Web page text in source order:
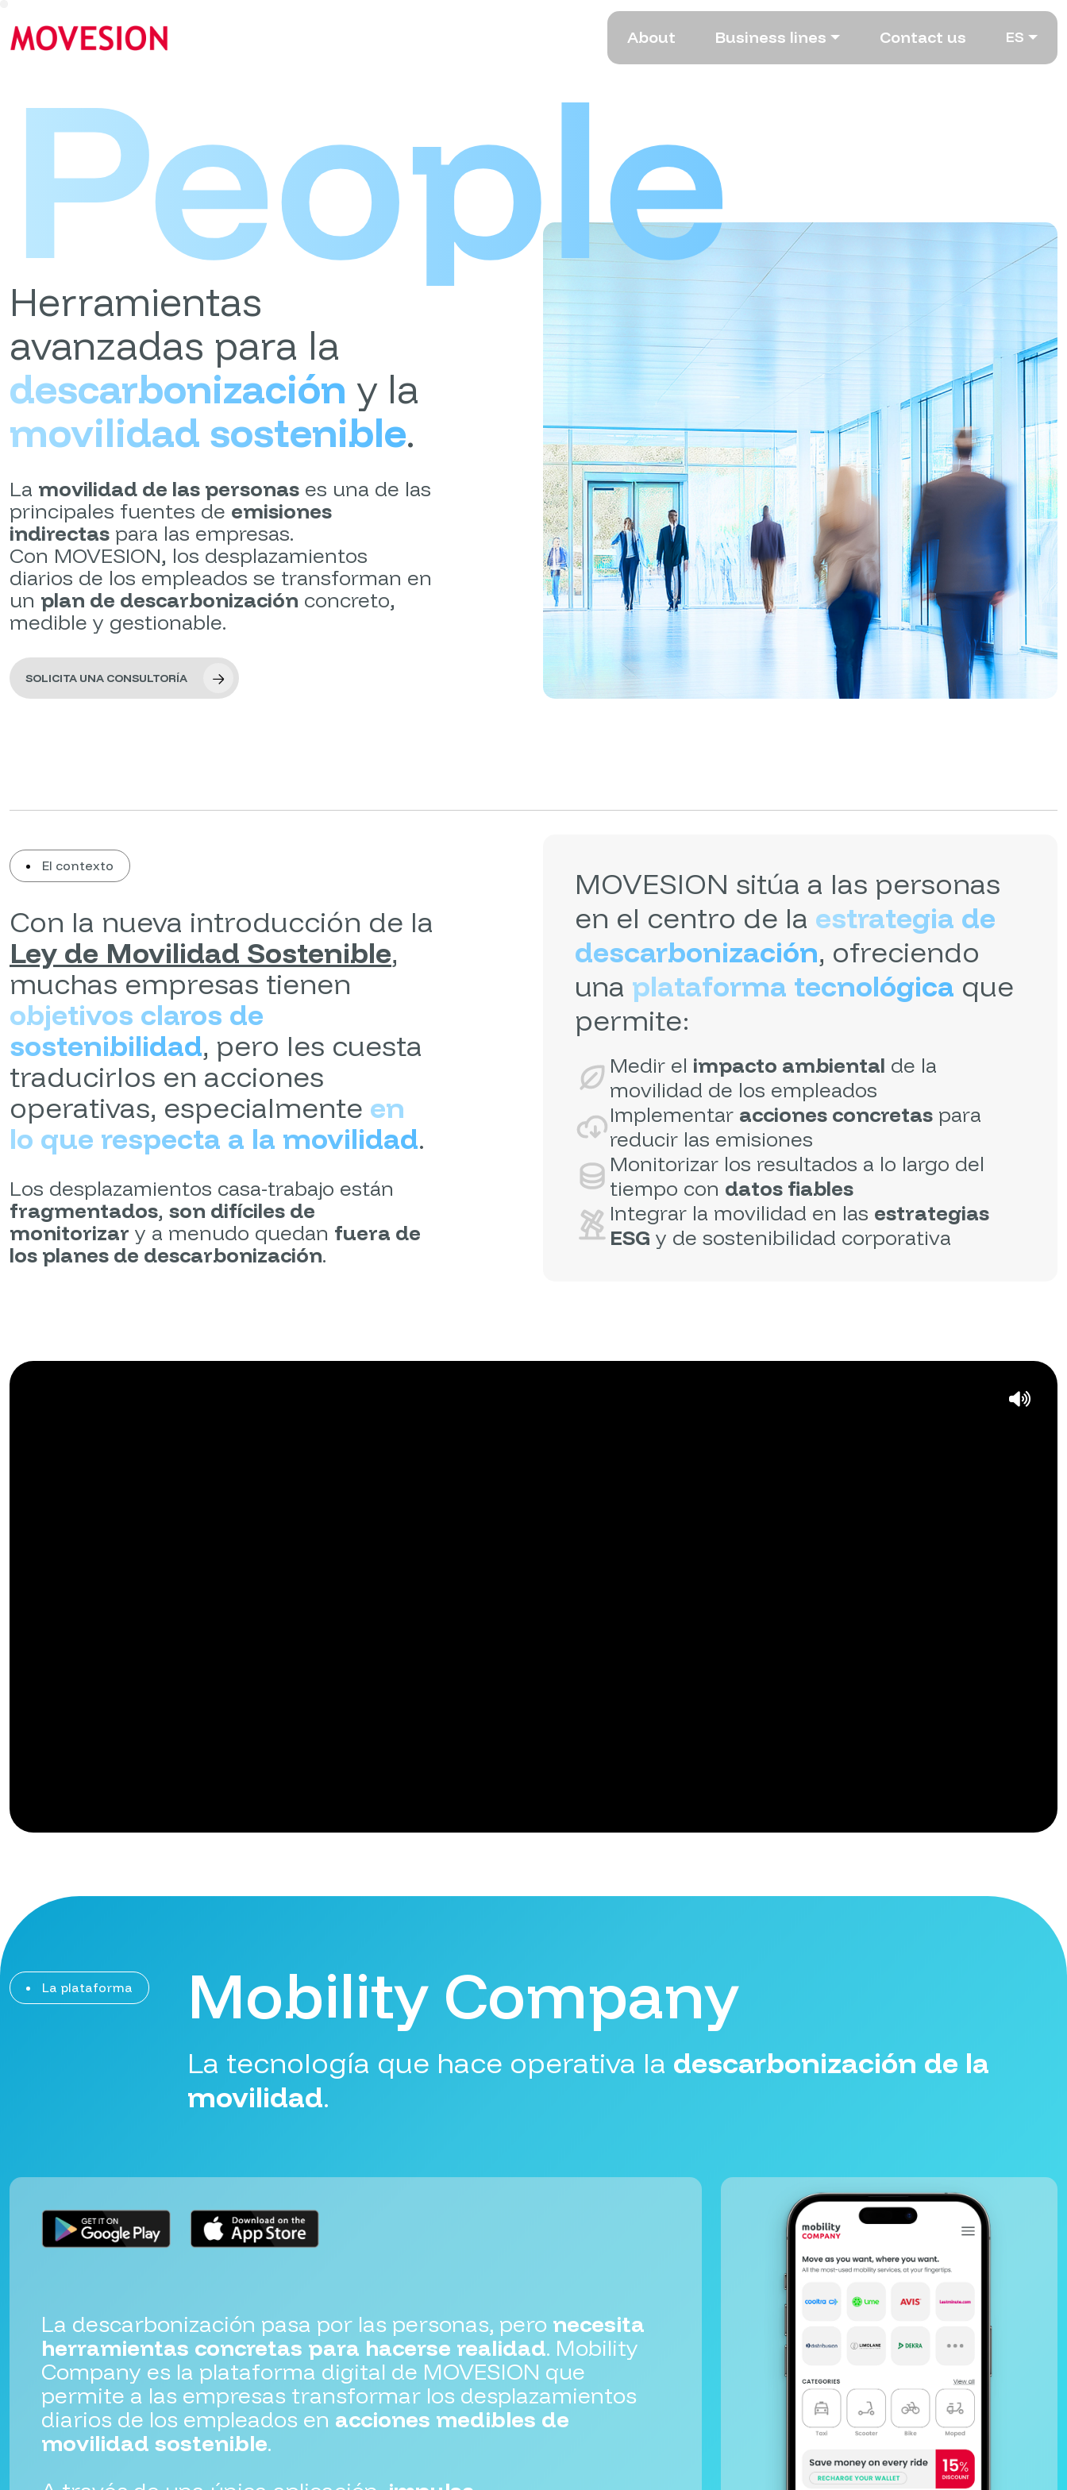
About
About
Business lines
Business lines
Contact us
Contact us
ES
ES
People
Herramientas
avanzadas para la
descarbonización y la
movilidad sostenible.
La movilidad de las personas es una de las
principales fuentes de emisiones
indirectas para las empresas.
Con MOVESION, los desplazamientos
diarios de los empleados se transforman en
un plan de descarbonización concreto,
medible y gestionable.
SOLICITA UNA CONSULTORÍA
El contexto
Con la nueva introducción de la
Ley de Movilidad Sostenible,
muchas empresas tienen
objetivos claros de
sostenibilidad, pero les cuesta
traducirlos en acciones
operativas, especialmente en
lo que respecta a la movilidad.
Los desplazamientos casa-trabajo están
fragmentados, son difíciles de
monitorizar y a menudo quedan fuera de
los planes de descarbonización.
MOVESION sitúa a las personas
en el centro de la estrategia de
descarbonización, ofreciendo
una plataforma tecnológica que
permite:
Medir el impacto ambiental de la
movilidad de los empleados
Implementar acciones concretas para
reducir las emisiones
Monitorizar los resultados a lo largo del
tiempo con datos fiables
Integrar la movilidad en las estrategias
ESG y de sostenibilidad corporativa
La plataforma Mobility Company
La tecnología que hace operativa la descarbonización de la
movilidad.
La descarbonización pasa por las personas, pero necesita
herramientas concretas para hacerse realidad. Mobility
Company es la plataforma digital de MOVESION que
permite a las empresas transformar los desplazamientos
diarios de los empleados en acciones medibles de
movilidad sostenible.